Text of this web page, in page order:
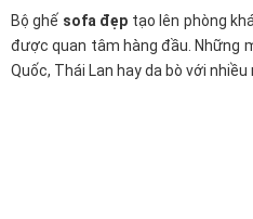
Bộ ghế sofa đẹp tạo lên phòng
được quan tâm hàng đầu. Những
Quốc, Thái Lan hay da bò với